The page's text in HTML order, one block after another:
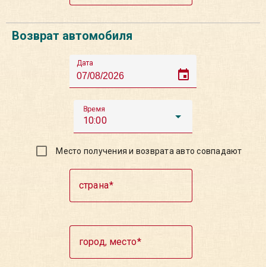
Возврат автомобиля
Дата
event
Время
10:00
Место получения и возврата авто совпадают
страна
город, место